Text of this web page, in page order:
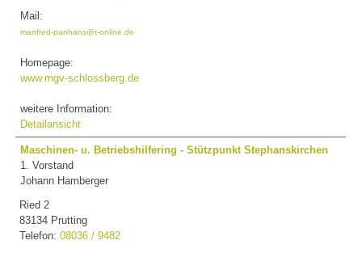
Mail:
manfred-panhans@t-online.de
Homepage:
www.mgv-schlossberg.de
weitere Information:
Detailansicht
Maschinen- u. Betriebshilfering - Stützpunkt Stephanskirchen
1. Vorstand
Johann Hamberger
Ried 2
83134 Prutting
Telefon:08036 / 9482